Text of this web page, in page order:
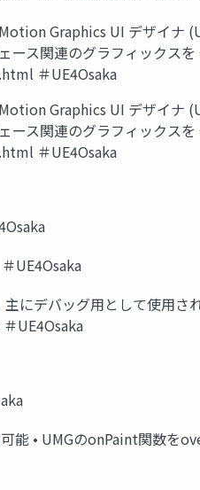
Graphics UI デザイナ
ース関連のグラフィックス
＃UE4Osaka
Graphics UI デザイナ
ース関連のグラフィックス
＃UE4Osaka
UE4Osaka
にデバッグ用として使用
UE4Osaka
能 • UMGのonPaint関数を